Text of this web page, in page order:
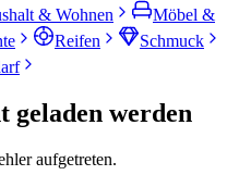
& Wohnen
Möbel &
Reifen
Schmuck
geladen werden
aufgetreten.